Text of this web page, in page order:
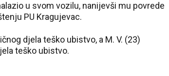
u svom vozilu, nanijevši mu povrede
PU Kragujevac.
djela teško ubistvo, a M. V. (23)
teško ubistvo.